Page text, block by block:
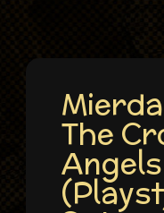
The
Angels